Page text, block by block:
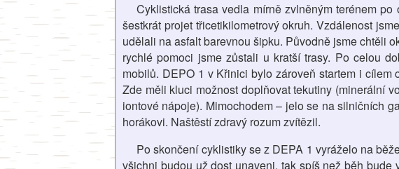
Cyklistická trasa vedla mírně zvlněným terénem
šestkrát projet třicetikilometrový okruh. Vzdálenost
udělali na asfalt barevnou šipku. Původně jsme chtěli
rychlé pomoci jsme zůstali u kratší trasy. Po celou
mobilů. DEPO 1 v Křinici bylo zároveň startem i
Zde měli kluci možnost doplňovat tekutiny (minerální
iontové nápoje). Mimochodem – jelo se na silničních
horákovi. Naštěstí zdravý rozum zvítězil.
Po skončení cyklistiky se z DEPA 1 vyráželo na
všichni budou už dost unaveni, tak spíš než běh